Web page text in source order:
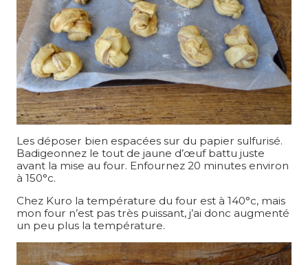
Les déposer bien espacées sur du papier sulfurisé.
Badigeonnez le tout de jaune d’œuf battu juste
avant la mise au four. Enfournez 20 minutes environ
à 150°c.
Chez Kuro la température du four est à 140°c, mais
mon four n’est pas très puissant, j’ai donc augmenté
un peu plus la température.